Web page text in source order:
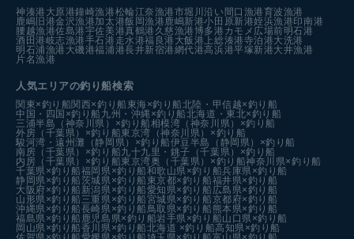
神湊港 大原港鐘崎漁港松輪江奈漁港市堀川沿い 間口漁港育波漁港
鹿嶋旧港金沢漁港加太港飯岡漁港鹿嶋新港小田原新港姪浜漁港印南港
腰越漁港佐島港宇佐美港真鶴港 久慈漁港博多港カモメ広場前明石港
酒田港岐志漁港手石港 走水港福良港 大飯港 上総湊港寺泊港大洗港
明石浦漁港 大磯港福浦港長井新宿港網代港高浜港平塚新港大井漁港
片名漁港
人気エリアの釣り船検索
関東×釣り船関西×釣り船 東海×釣り船北陸・甲信越×釣り船
中国・四国×釣り船 九州・沖縄×釣り船北海道・東北×釣り船
三浦半島（神奈川県）×釣り船相模湾（神奈川県）×釣り船
外房（千葉県）×釣り船東京湾（神奈川県）×釣り船
駿河湾・遠州灘（静岡県）×釣り船伊豆半島（静岡県）×釣り船
南房（千葉県）×釣り船九十九里・銚子（千葉県）×釣り船
内房（千葉県）×釣り船東京湾奥（千葉県）×釣り船神奈川県×釣り船
千葉県×釣り船福岡県×釣り船和歌山県×釣り船兵庫県×釣り船
静岡県×釣り船茨城県×釣り船 東京都×釣り船福井県×釣り船
大阪府×釣り船 新潟県×釣り船愛知県×釣り船 広島県×釣り船
山形県×釣り船 三重県×釣り船宮城県×釣り船京都府×釣り船
沖縄県×釣り船長崎県×釣り船鳥取県×釣り船 熊本県×釣り船
福島県×釣り船 鹿児島県×釣り船岩手県×釣り船山口県×釣り船
岡山県×釣り船香川県×釣り船北海道 ×釣り船高知県×釣り船